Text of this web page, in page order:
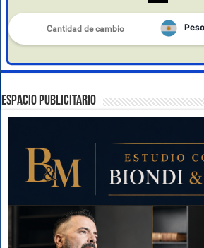
ESPACIO PUBLICITARIO